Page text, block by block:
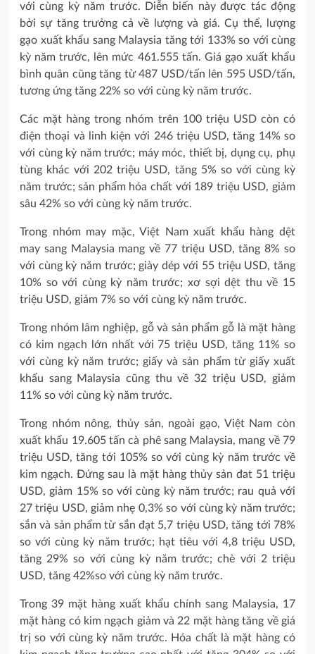
với cùng kỳ năm trước. Diễn biến này được tác động
bởi sự tăng trưởng cả về lượng và giá. Cụ thể, lượng
gạo xuất khẩu sang Malaysia tăng tới 133% so với cùng
kỳ năm trước, lên mức 461.555 tấn. Giá gạo xuất khẩu
bình quân cũng tăng từ 487 USD/tấn lên 595 USD/tấn,
tương ứng tăng 22% so với cùng kỳ năm trước.
Các mặt hàng trong nhóm trên 100 triệu USD còn có
điện thoại và linh kiện với 246 triệu USD, tăng 14% so
với cùng kỳ năm trước; máy móc, thiết bị, dụng cụ, phụ
tùng khác với 202 triệu USD, tăng 5% so với cùng kỳ
năm trước; sản phẩm hóa chất với 189 triệu USD, giảm
sâu 42% so với cùng kỳ năm trước.
Trong nhóm may mặc, Việt Nam xuất khẩu hàng dệt
may sang Malaysia mang về 77 triệu USD, tăng 8% so
với cùng kỳ năm trước; giày dép với 55 triệu USD, tăng
10% so với cùng kỳ năm trước; xơ sợi dệt thu về 15
triệu USD, giảm 7% so với cùng kỳ năm trước.
Trong nhóm lâm nghiệp, gỗ và sản phẩm gỗ là mặt hàng
có kim ngạch lớn nhất với 75 triệu USD, tăng 11% so
với cùng kỳ năm trước; giấy và sản phẩm từ giấy xuất
khẩu sang Malaysia cũng thu về 32 triệu USD, giảm
11% so với cùng kỳ năm trước.
Trong nhóm nông, thủy sản, ngoài gạo, Việt Nam còn
xuất khẩu 19.605 tấn cà phê sang Malaysia, mang về 79
triệu USD, tăng tới 105% so với cùng kỳ năm trước về
kim ngạch. Đứng sau là mặt hàng thủy sản đat 51 triệu
USD, giảm 15% so với cùng kỳ năm trước; rau quả với
27 triệu USD, giảm nhẹ 0,3% so với cùng kỳ năm trước;
sắn và sản phẩm từ sắn đạt 5,7 triệu USD, tăng tới 78%
so với cùng kỳ năm trước; hạt tiêu với 4,8 triệu USD,
tăng 29% so với cùng kỳ năm trước; chè với 2 triệu
USD, tăng 42%so với cùng kỳ năm trước.
Trong 39 mặt hàng xuất khẩu chính sang Malaysia, 17
mặt hàng có kim ngạch giảm và 22 mặt hàng tăng về giá
trị so với cùng kỳ năm trước. Hóa chất là mặt hàng có